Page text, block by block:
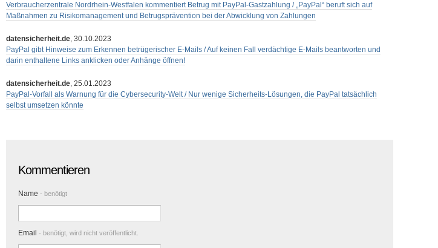
Verbraucherzentrale Nordrhein-Westfalen kommentiert Betrug mit PayPal-Gastzahlung / „PayPal“ beruft sich auf
Maßnahmen zu Risikomanagement und Betrugsprävention bei der Abwicklung von Zahlungen
datensicherheit.de, 30.10.2023
PayPal gibt Hinweise zum Erkennen betrügerischer E-Mails / Auf keinen Fall verdächtige E-Mails beantworten und
darin enthaltene Links anklicken oder Anhänge öffnen!
datensicherheit.de, 25.01.2023
PayPal-Vorfall als Warnung für die Cybersecurity-Welt / Nur wenige Sicherheits-Lösungen, die PayPal tatsächlich
selbst umsetzen könnte
Kommentieren
Name - benötigt
Email - benötigt, wird nicht veröffentlicht.